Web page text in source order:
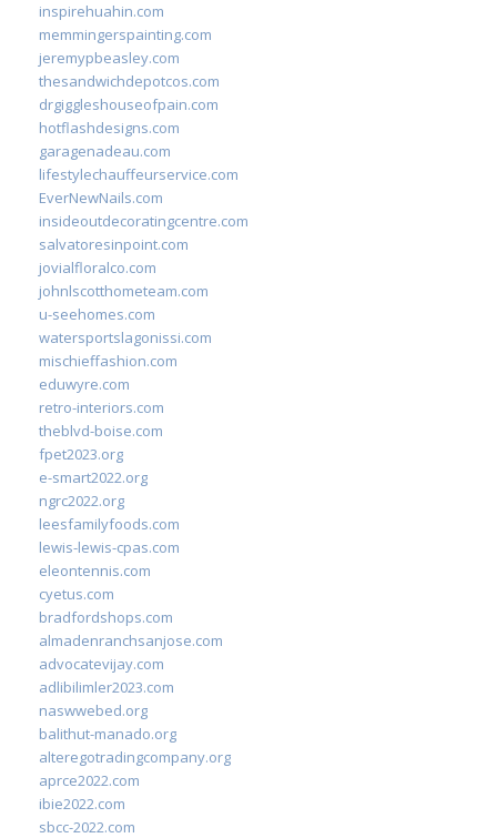
inspirehuahin.com
memmingerspainting.com
jeremypbeasley.com
thesandwichdepotcos.com
drgiggleshouseofpain.com
hotflashdesigns.com
garagenadeau.com
lifestylechauffeurservice.com
EverNewNails.com
insideoutdecoratingcentre.com
salvatoresinpoint.com
jovialfloralco.com
johnlscotthometeam.com
u-seehomes.com
watersportslagonissi.com
mischieffashion.com
eduwyre.com
retro-interiors.com
theblvd-boise.com
fpet2023.org
e-smart2022.org
ngrc2022.org
leesfamilyfoods.com
lewis-lewis-cpas.com
eleontennis.com
cyetus.com
bradfordshops.com
almadenranchsanjose.com
advocatevijay.com
adlibilimler2023.com
naswwebed.org
balithut-manado.org
alteregotradingcompany.org
aprce2022.com
ibie2022.com
sbcc-2022.com